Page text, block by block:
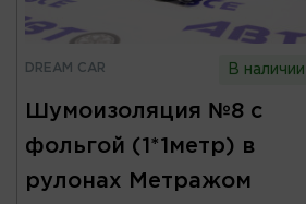
DREAM CAR В наличии
Шумоизоляция №8 с
фольгой (1*1метр) в
рулонах Метражом